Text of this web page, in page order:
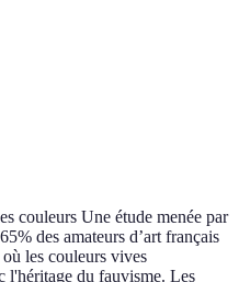
couleurs Une étude menée par
des amateurs d’art français
les couleurs vives
l'héritage du fauvisme. Les